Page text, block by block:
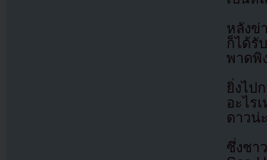
หลังข่
ก็ได้รั
พาดพิ
ยิ่งไป
อะไร
ดาวน่
ซึ่งชา